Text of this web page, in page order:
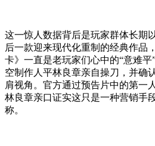
这一惊人数据背后是玩家群体长期
后一款迎来现代化重制的经典作品
卡》一直是老玩家们心中的“意难
空制作人平林良章亲自操刀，并确
肩视角。官方通过预告片中的第一
林良章亲口证实这只是一种营销手
称。